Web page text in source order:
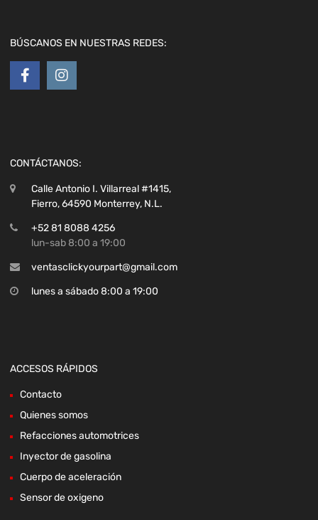
BÚSCANOS EN NUESTRAS REDES:
CONTÁCTANOS:
Calle Antonio I. Villarreal #1415,
Fierro, 64590 Monterrey, N.L.
+52 81 8088 4256
lun-sab 8:00 a 19:00
ventasclickyourpart@gmail.com
lunes a sábado 8:00 a 19:00
ACCESOS RÁPIDOS
Contacto
Quienes somos
Refacciones automotrices
Inyector de gasolina
Cuerpo de aceleración
Sensor de oxigeno